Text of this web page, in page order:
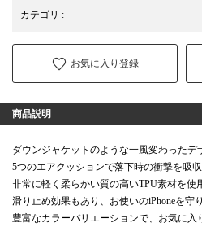
カテゴリ :
お気に入り登録
商品説明
ダウンジャケットのような一風変わったデ
5つのエアクッションで落下時の衝撃を吸収
非常に軽く柔らかい質の高いTPU素材を使
滑り止め効果もあり、お使いのiPhoneを守
豊富なカラーバリエーションで、お気に入